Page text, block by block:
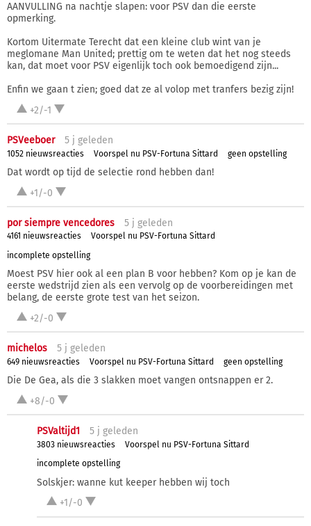
AANVULLING na nachtje slapen: voor PSV dan die eerste
opmerking.
Kortom Uitermate Terecht dat een kleine club wint van je
meglomane Man United; prettig om te weten dat het nog steeds
kan, dat moet voor PSV eigenlijk toch ook bemoedigend zijn...
Enfin we gaan t zien; goed dat ze al volop met tranfers bezig zijn!
+2/-1
PSVeeboer 5 j geleden
1052 nieuwsreacties Voorspel nu PSV-Fortuna Sittard geen opstelling
Dat wordt op tijd de selectie rond hebben dan!
+1/-0
por siempre vencedores 5 j geleden
4161 nieuwsreacties
Voorspel nu PSV-Fortuna Sittard
incomplete opstelling
Moest PSV hier ook al een plan B voor hebben? Kom op je kan de
eerste wedstrijd zien als een vervolg op de voorbereidingen met
belang, de eerste grote test van het seizon.
+2/-0
michelos 5 j geleden
649 nieuwsreacties Voorspel nu PSV-Fortuna Sittard geen opstelling
Die De Gea, als die 3 slakken moet vangen ontsnappen er 2.
+8/-0
PSValtijd1 5 j geleden
3803 nieuwsreacties
Voorspel nu PSV-Fortuna Sittard
incomplete opstelling
Solskjer: wanne kut keeper hebben wij toch
+1/-0